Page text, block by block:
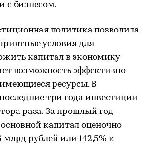
с бизнесом.
политика позволила
условия для
капитал в экономику
возможность эффективно
ресурсы. В
последние три года инвестиции
раза. За прошлый год
капитал оценочно
млрд рублей или 142,5% к